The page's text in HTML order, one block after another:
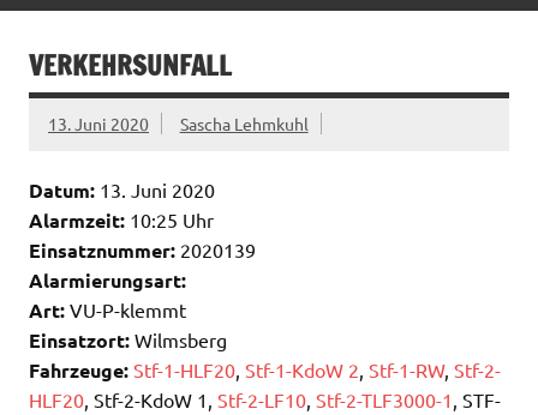
VERKEHRSUNFALL
13. Juni 2020 Sascha Lehmkuhl
Datum: 13. Juni 2020
Alarmzeit: 10:25 Uhr
Einsatznummer: 2020139
Alarmierungsart:
Art: VU-P-klemmt
Einsatzort: Wilmsberg
Fahrzeuge: Stf-1-HLF20 Stf-1-KdoW 2 Stf-1-RW, Stf-2-
HLF20 , Stf-2-KdoW 1, Stf-2-LF10 Stf-2-TLF3000-1 , STF-